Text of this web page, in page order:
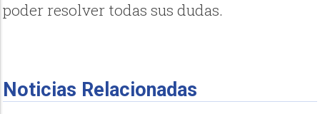
poder resolver todas sus dudas.
Noticias Relacionadas